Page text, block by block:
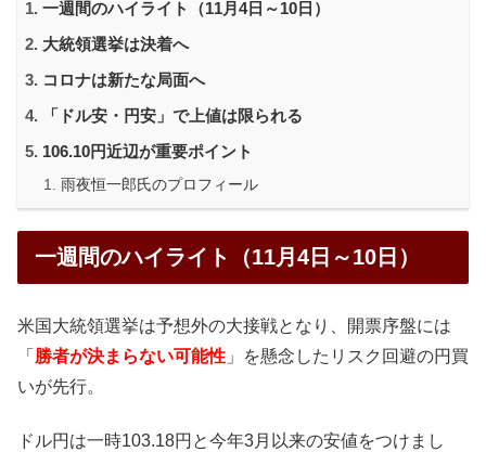
一週間のハイライト（11月4日～10日）
大統領選挙は決着へ
コロナは新たな局面へ
「ドル安・円安」で上値は限られる
106.10円近辺が重要ポイント
雨夜恒一郎氏のプロフィール
一週間のハイライト（11月4日～10日）
米国大統領選挙は予想外の大接戦となり、開票序盤には
「 勝者が決まらない可能性 」を懸念したリスク回避の円買
いが先行。
ドル円は一時103.18円と今年3月以来の安値をつけまし